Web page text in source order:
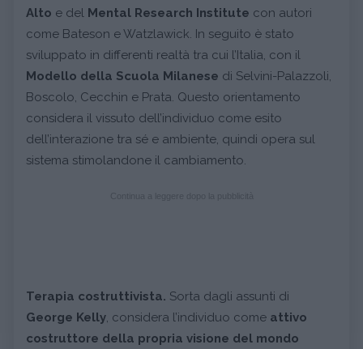
Alto e del Mental Research Institute con autori
come Bateson e Watzlawick. In seguito è stato
sviluppato in differenti realtà tra cui l’Italia, con il
Modello della Scuola Milanese di Selvini-Palazzoli,
Boscolo, Cecchin e Prata. Questo orientamento
considera il vissuto dell’individuo come esito
dell’interazione tra sé e ambiente, quindi opera sul
sistema stimolandone il cambiamento.
Terapia costruttivista. Sorta dagli assunti di
George Kelly, considera l’individuo come attivo
costruttore della propria visione del mondo